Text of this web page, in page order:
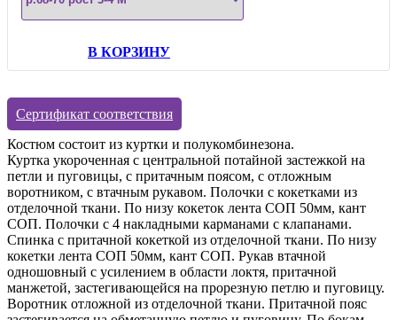
В КОРЗИНУ
Сертификат соответствия
Костюм состоит из куртки и полукомбинезона.
Куртка укороченная с центральной потайной застежкой на
петли и пуговицы, с притачным поясом, с отложным
воротником, с втачным рукавом. Полочки с кокетками из
отделочной ткани. По низу кокеток лента СОП 50мм, кант
СОП. Полочки с 4 накладными карманами с клапанами.
Спинка с притачной кокеткой из отделочной ткани. По низу
кокетки лента СОП 50мм, кант СОП. Рукав втачной
одношовный с усилением в области локтя, притачной
манжетой, застегивающейся на прорезную петлю и пуговицу.
Воротник отложной из отделочной ткани. Притачной пояс